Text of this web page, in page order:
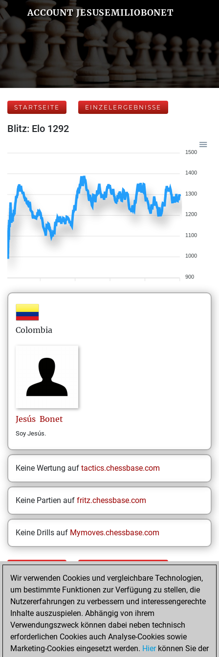
ACCOUNT JESUSEMILIOBONET
STARTSEITE EINZELERGEBNISSE
Blitz: Elo 1292
1500
1400
1300
1200
1100
1000
900
Colombia
Jesús Bonet
Soy Jesús.
Keine Wertung auf tactics.chessbase.com
Keine Partien auf fritz.chessbase.com
Keine Drills auf Mymoves.chessbase.com
STARTSEITE EINZELERGEBNISSE
Your Latest App
Activity
Yesterday
Wir verwenden Cookies und vergleichbare Technologien,
um bestimmte Funktionen zur Verfügung zu stellen, die
Nutzererfahrungen zu verbessern und interessengerechte
Inhalte auszuspielen. Abhängig von ihrem
Verwendungszweck können dabei neben technisch
erforderlichen Cookies auch Analyse-Cookies sowie
Marketing-Cookies eingesetzt werden. Hierkönnen Sie der